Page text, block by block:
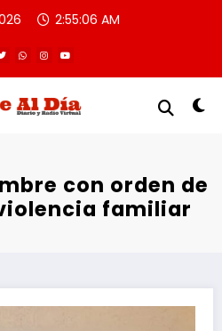
2:55:07 AM
con orden de
familiar